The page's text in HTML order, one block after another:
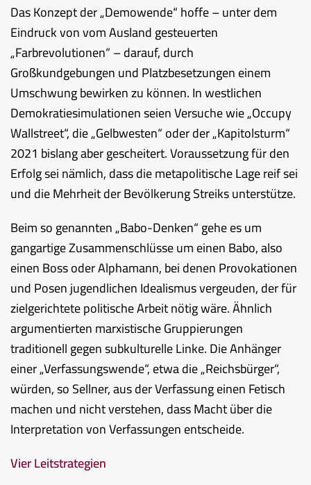
Das Konzept der „Demowende“ hoffe – unter dem
Eindruck von vom Ausland gesteuerten
„Farbrevolutionen“ – darauf, durch
Großkundgebungen und Platzbesetzungen einem
Umschwung bewirken zu können. In westlichen
Demokratiesimulationen seien Versuche wie „Occupy
Wallstreet“, die „Gelbwesten“ oder der „Kapitolsturm“
2021 bislang aber gescheitert. Voraussetzung für den
Erfolg sei nämlich, dass die metapolitische Lage reif sei
und die Mehrheit der Bevölkerung Streiks unterstütze.
Beim so genannten „Babo-Denken“ gehe es um
gangartige Zusammenschlüsse um einen Babo, also
einen Boss oder Alphamann, bei denen Provokationen
und Posen jugendlichen Idealismus vergeuden, der für
zielgerichtete politische Arbeit nötig wäre. Ähnlich
argumentierten marxistische Gruppierungen
traditionell gegen subkulturelle Linke. Die Anhänger
einer „Verfassungswende“, etwa die „Reichsbürger“,
würden, so Sellner, aus der Verfassung einen Fetisch
machen und nicht verstehen, dass Macht über die
Interpretation von Verfassungen entscheide.
Vier Leitstrategien